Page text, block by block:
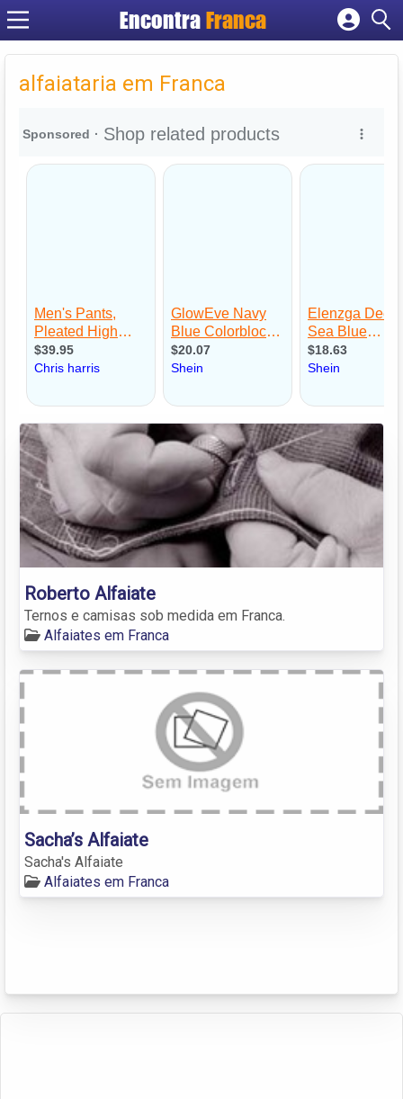
Encontra Franca
Cadastrar empresa
Criar conta
alfaiataria em Franca
Roberto Alfaiate
Ternos e camisas sob medida em Franca.
Alfaiates em Franca
Sacha’s Alfaiate
Sacha's Alfaiate
Alfaiates em Franca